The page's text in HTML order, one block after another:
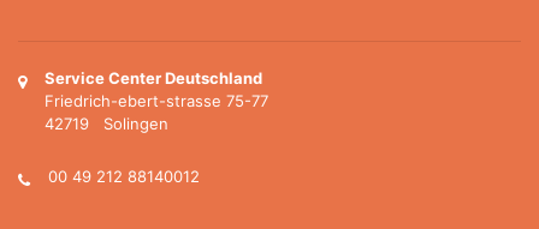
Service Center Deutschland
Friedrich-ebert-strasse 75-77
42719 Solingen
00 49 212 88140012